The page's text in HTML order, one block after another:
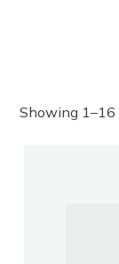
Showing 1–16